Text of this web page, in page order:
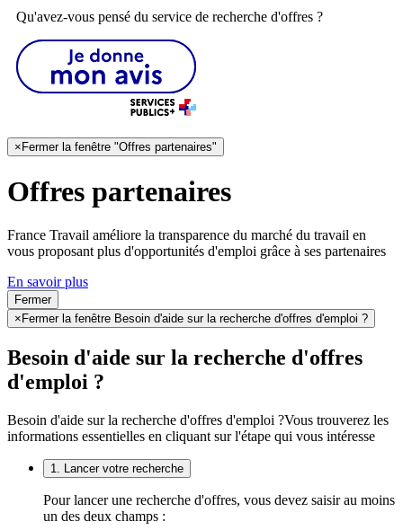
Qu'avez-vous pensé du service de recherche d'offres ?
×Fermer la fenêtre "Offres partenaires"
Offres partenaires
France Travail améliore la transparence du marché du travail en
vous proposant plus d'opportunités d'emploi grâce à ses partenaires
En savoir plus
Fermer
× Fermer la fenêtre Besoin d'aide sur la recherche d'offres d'emploi ?
Besoin d'aide sur la recherche d'offres
d'emploi ?
Besoin d'aide sur la recherche d'offres d'emploi ?Vous trouverez les
informations essentielles en cliquant sur l'étape qui vous intéresse
1. Lancer votre recherche
Pour lancer une recherche d'offres, vous devez saisir au moins
un des deux champs :